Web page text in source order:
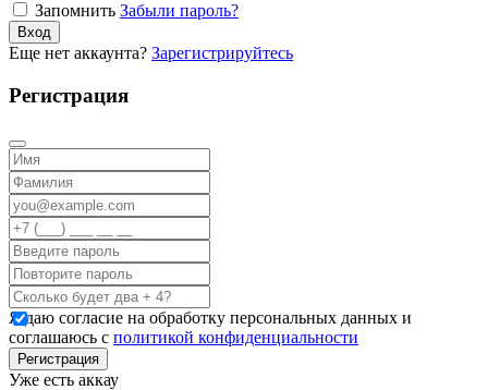
Запомнить Забыли пароль?
Вход
Еще нет аккаунта? Зарегистрируйтесь
Регистрация
Я даю согласие на обработку персональных данных и
соглашаюсь с политикой конфиденциальности
Регистрация
Уже есть аккау